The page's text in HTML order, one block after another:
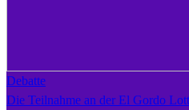
Debatte
Die Teilnahme an der El Gordo